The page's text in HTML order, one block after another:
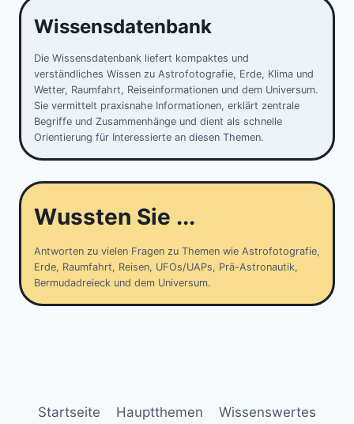
Wissensdatenbank
Die Wissensdatenbank liefert kompaktes und
verständliches Wissen zu Astrofotografie, Erde, Klima und
Wetter, Raumfahrt, Reiseinformationen und dem Universum.
Sie vermittelt praxisnahe Informationen, erklärt zentrale
Begriffe und Zusammenhänge und dient als schnelle
Orientierung für Interessierte an diesen Themen.
Wussten Sie ...
Antworten zu vielen Fragen zu Themen wie Astrofotografie,
Erde, Raumfahrt, Reisen, UFOs/UAPs, Prä-Astronautik,
Bermudadreieck und dem Universum.
Startseite Hauptthemen Wissenswertes